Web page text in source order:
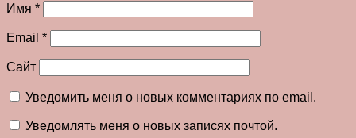
Имя *
Email *
Сайт
Уведомить меня о новых комментариях по email.
Уведомлять меня о новых записях почтой.